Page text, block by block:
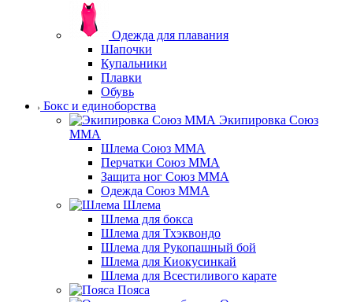
Одежда для плавания
Шапочки
Купальники
Плавки
Обувь
Бокс и единоборства
Экипировка Союз
ММА
Шлема Союз ММА
Перчатки Союз ММА
Защита ног Союз ММА
Одежда Союз ММА
Шлема
Шлема для бокса
Шлема для Тхэквондо
Шлема для Рукопашный бой
Шлема для Киокусинкай
Шлема для Всестиливого карате
Пояса